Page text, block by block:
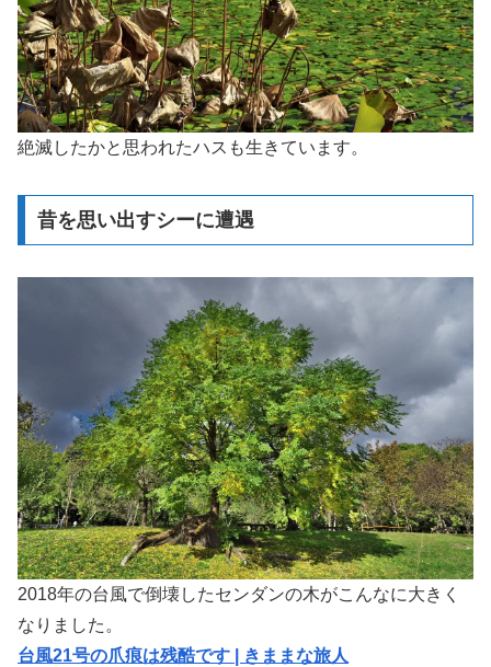
絶滅したかと思われたハスも生きています。
昔を思い出すシーに遭遇
2018年の台風で倒壊したセンダンの木がこんなに大きく
なりました。
台風21号の爪痕は残酷です | きままな旅人